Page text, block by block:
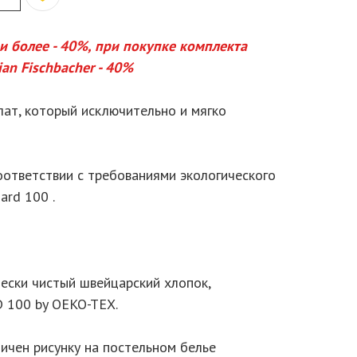
- 40%, при покупке комплекта
Fischbacher - 40%
который исключительно и мягко
с требованиями экологического
100 .
чистый швейцарский хлопок,
100 by OEKO-TEX.
рисунку на постельном белье